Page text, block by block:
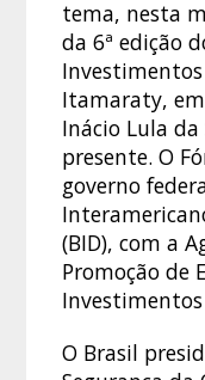
tema, nesta
da 6ª edição
Itamaraty,
Inácio Lula
presente. O
governo
(BID), com a
Promoção de
Investimentos
O Brasil